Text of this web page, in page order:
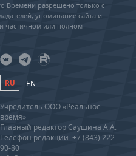
Времени разрешено только с
упоминание сайта и
частичном или полном
RU EN
Учредитель ООО «Реальное
время»
Главный редактор Саушина А.А.
Телефон редакции: +7 (843) 222-
90-80